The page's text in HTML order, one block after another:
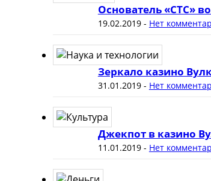
Основатель «СТС»
19.02.2019- Нет
Зеркало казино
31.01.2019- Нет
Джекпот в казино
11.01.2019- Нет